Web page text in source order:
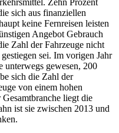
sich aus finanziellen
keine Fernreisen leisten
Angebot Gebrauch
Zahl der Fahrzeuge nicht
sei. Im vorigen Jahr
unterwegs gewesen, 200
sich die Zahl der
von einem hohen
liegt die
ist sie zwischen 2013 und